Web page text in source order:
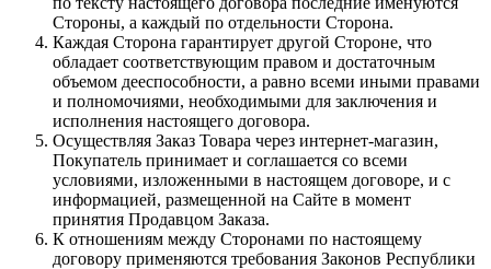
Стороны, а каждый по отдельности Сторона.
Каждая Сторона гарантирует другой Стороне, что
обладает соответствующим правом и достаточным
объемом дееспособности, а равно всеми иными правами
и полномочиями, необходимыми для заключения и
исполнения настоящего договора.
Осуществляя Заказ Товара через интернет-магазин,
Покупатель принимает и соглашается со всеми
условиями, изложенными в настоящем договоре, и с
информацией, размещенной на Сайте в момент
принятия Продавцом Заказа.
К отношениям между Сторонами по настоящему
договору применяются требования Законов Республики